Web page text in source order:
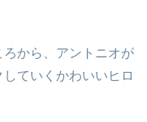
から、アントニオが
ていくかわいいヒロ